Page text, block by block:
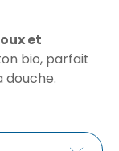
et
bio, parfait
douche.